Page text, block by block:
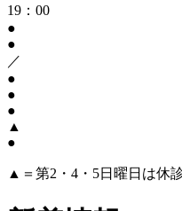
19：00
●
●
／
●
●
●
▲
●
▲＝第2・4・5日曜日は休診